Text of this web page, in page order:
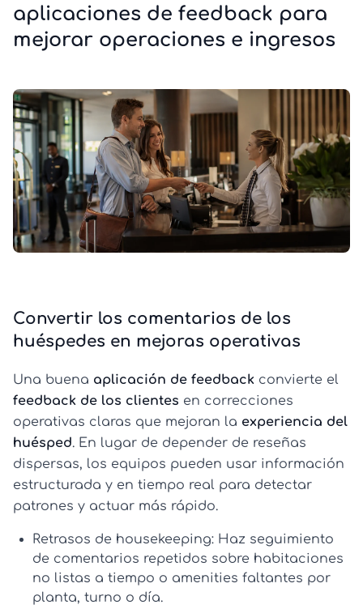
aplicaciones de feedback para
mejorar operaciones e ingresos
Convertir los comentarios de los
huéspedes en mejoras operativas
Una buena aplicación de feedback convierte el
feedback de los clientes en correcciones
operativas claras que mejoran la experiencia del
huésped. En lugar de depender de reseñas
dispersas, los equipos pueden usar información
estructurada y en tiempo real para detectar
patrones y actuar más rápido.
Retrasos de housekeeping: Haz seguimiento
de comentarios repetidos sobre habitaciones
no listas a tiempo o amenities faltantes por
planta, turno o día.